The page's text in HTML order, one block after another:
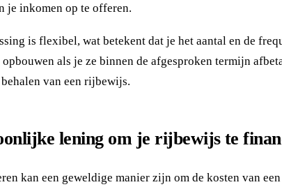
je inkomen op te offeren.
is flexibel, wat betekent dat je het aantal en de
als je ze binnen de afgesproken termijn
van een rijbewijs.
lening om je rijbewijs te
kan een geweldige manier zijn om de kosten van